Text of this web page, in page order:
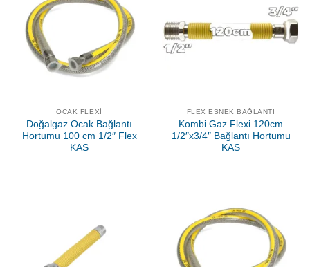
OCAK FLEXI
Doğalgaz Ocak Bağlantı
Hortumu 100 cm 1/2″ Flex
KAS
FLEX ESNEK BAĞLANTI
Kombi Gaz Flexi 120cm
1/2″x3/4″ Bağlantı Hortumu
KAS